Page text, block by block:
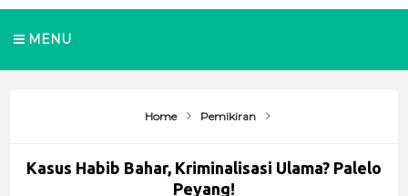
MENU
Home Pemikiran
Kasus Habib Bahar, Kriminalisasi Ulama? Palelo
Peyang!